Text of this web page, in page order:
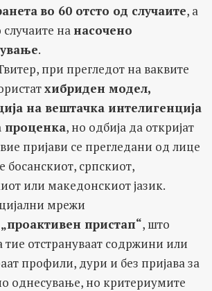
во 60 отсто од случаите, а
случаите на насочено
.
при прегледот на ваквите
хибриден модел,
на вештачка интелигенција
проценка, но одбија да откријат
пријави се прегледани од лице
босанскиот, српскиот,
или македонскиот јазик.
мрежи
„проактивен пристап“, што
тие отстрануваат содржини или
профили, дури и без пријава за
однесување, но критериумите